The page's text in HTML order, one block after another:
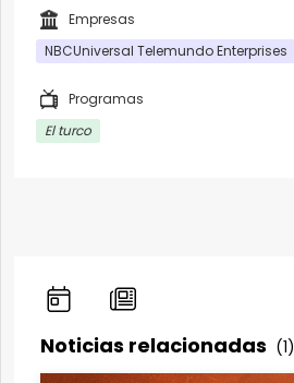
Empresas
NBCUniversal Telemundo Enterprises
Programas
El turco
Noticias relacionadas (1)